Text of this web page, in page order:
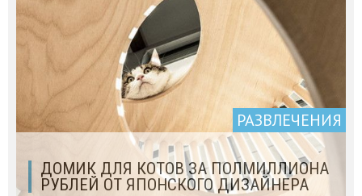
РАЗВЛЕЧЕНИЯ
ДОМИК ДЛЯ КОТОВ ЗА ПОЛМИЛЛИОНА
РУБЛЕЙ ОТ ЯПОНСКОГО ДИЗАЙНЕРА